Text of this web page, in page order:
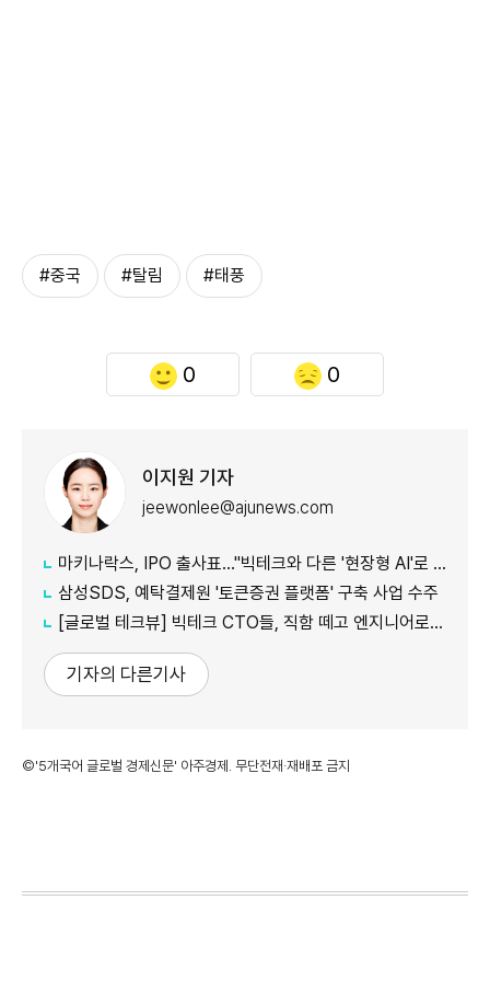
#중국 #탈림 #태풍
0 0
이지원 기자
jeewonlee@ajunews.com
마키나락스, IPO 출사표…"빅테크와 다른 '현장형 AI'로 승부"
삼성SDS, 예탁결제원 '토큰증권 플랫폼' 구축 사업 수주
[글로벌 테크뷰] 빅테크 CTO들, 직함 떼고 엔지니어로 유턴...'앤트로픽행 러시' 이유는
기자의 다른기사
©'5개국어 글로벌 경제신문' 아주경제. 무단전재·재배포 금지